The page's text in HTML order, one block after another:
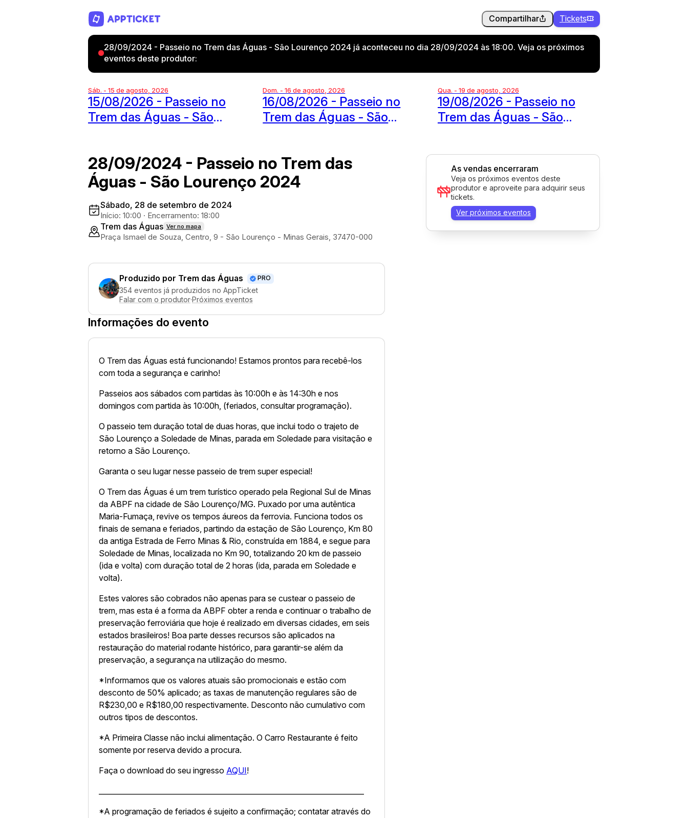
Compartilhar Tickets
28/09/2024 - Passeio no Trem das Águas - São Lourenço 2024 já aconteceu no dia 28/09/2024 às 18:00. Veja os próximos
eventos deste produtor:
Sáb. - 15 de agosto, 2026
15/08/2026 - Passeio no
Trem das Águas - São
Dom. - 16 de agosto, 2026
16/08/2026 - Passeio no
Trem das Águas - São
Qua. - 19 de agosto, 2026
19/08/2026 - Passeio no
Trem das Águas - São
28/09/2024 - Passeio no Trem das
Águas - São Lourenço 2024
Sábado, 28 de setembro de 2024
Início: 10:00 · Encerramento: 18:00
Trem das Águas Ver no mapa
Praça Ismael de Souza, Centro, 9 - São Lourenço - Minas Gerais, 37470-000
Produzido por Trem das Águas PRO
354 eventos já produzidos no AppTicket
Falar com o produtor·Próximos eventos
Informações do evento
O Trem das Águas está funcionando! Estamos prontos para recebê-los
com toda a segurança e carinho!
Passeios aos sábados com partidas às 10:00h e às 14:30h e nos
domingos com partida às 10:00h, (feriados, consultar programação).
O passeio tem duração total de duas horas, que inclui todo o trajeto de
São Lourenço a Soledade de Minas, parada em Soledade para visitação e
retorno a São Lourenço.
Garanta o seu lugar nesse passeio de trem super especial!
O Trem das Águas é um trem turístico operado pela Regional Sul de Minas
da ABPF na cidade de São Lourenço/MG. Puxado por uma autêntica
Maria-Fumaça, revive os tempos áureos da ferrovia. Funciona todos os
finais de semana e feriados, partindo da estação de São Lourenço, Km 80
da antiga Estrada de Ferro Minas & Rio, construída em 1884, e segue para
Soledade de Minas, localizada no Km 90, totalizando 20 km de passeio
(ida e volta) com duração total de 2 horas (ida, parada em Soledade e
volta).
Estes valores são cobrados não apenas para se custear o passeio de
trem, mas esta é a forma da ABPF obter a renda e continuar o trabalho de
preservação ferroviária que hoje é realizado em diversas cidades, em seis
estados brasileiros! Boa parte desses recursos são aplicados na
restauração do material rodante histórico, para garantir-se além da
preservação, a segurança na utilização do mesmo.
*Informamos que os valores atuais são promocionais e estão com
desconto de 50% aplicado; as taxas de manutenção regulares são de
R$230,00 e R$180,00 respectivamente. Desconto não cumulativo com
outros tipos de descontos.
*A Primeira Classe não inclui alimentação. O Carro Restaurante é feito
somente por reserva devido a procura.
Faça o download do seu ingresso AQUI!
*A programação de feriados é sujeito a confirmação; contatar através do
As vendas encerraram
Veja os próximos eventos deste
produtor e aproveite para adquirir seus
tickets.
Ver próximos eventos